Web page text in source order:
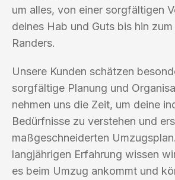
um alles, von einer sorgfältigen
deines Hab und Guts bis hin
Randers.
Unsere Kunden schätzen
sorgfältige Planung und
nehmen uns die Zeit, um deine
Bedürfnisse zu verstehen und
maßgeschneiderten
langjährigen Erfahrung wissen
es beim Umzug ankommt und